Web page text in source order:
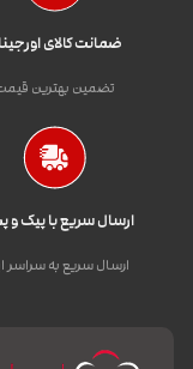
ضمانت کالای
تضمین بهترین
ارسال سریع با پیک
ارسال سریع به سراسر